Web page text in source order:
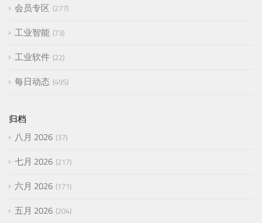
会员专区 277
工业智能 73
工业软件 22
每日动态 495
归档
八月 2026 37
七月 2026 217
六月 2026 171
五月 2026 204